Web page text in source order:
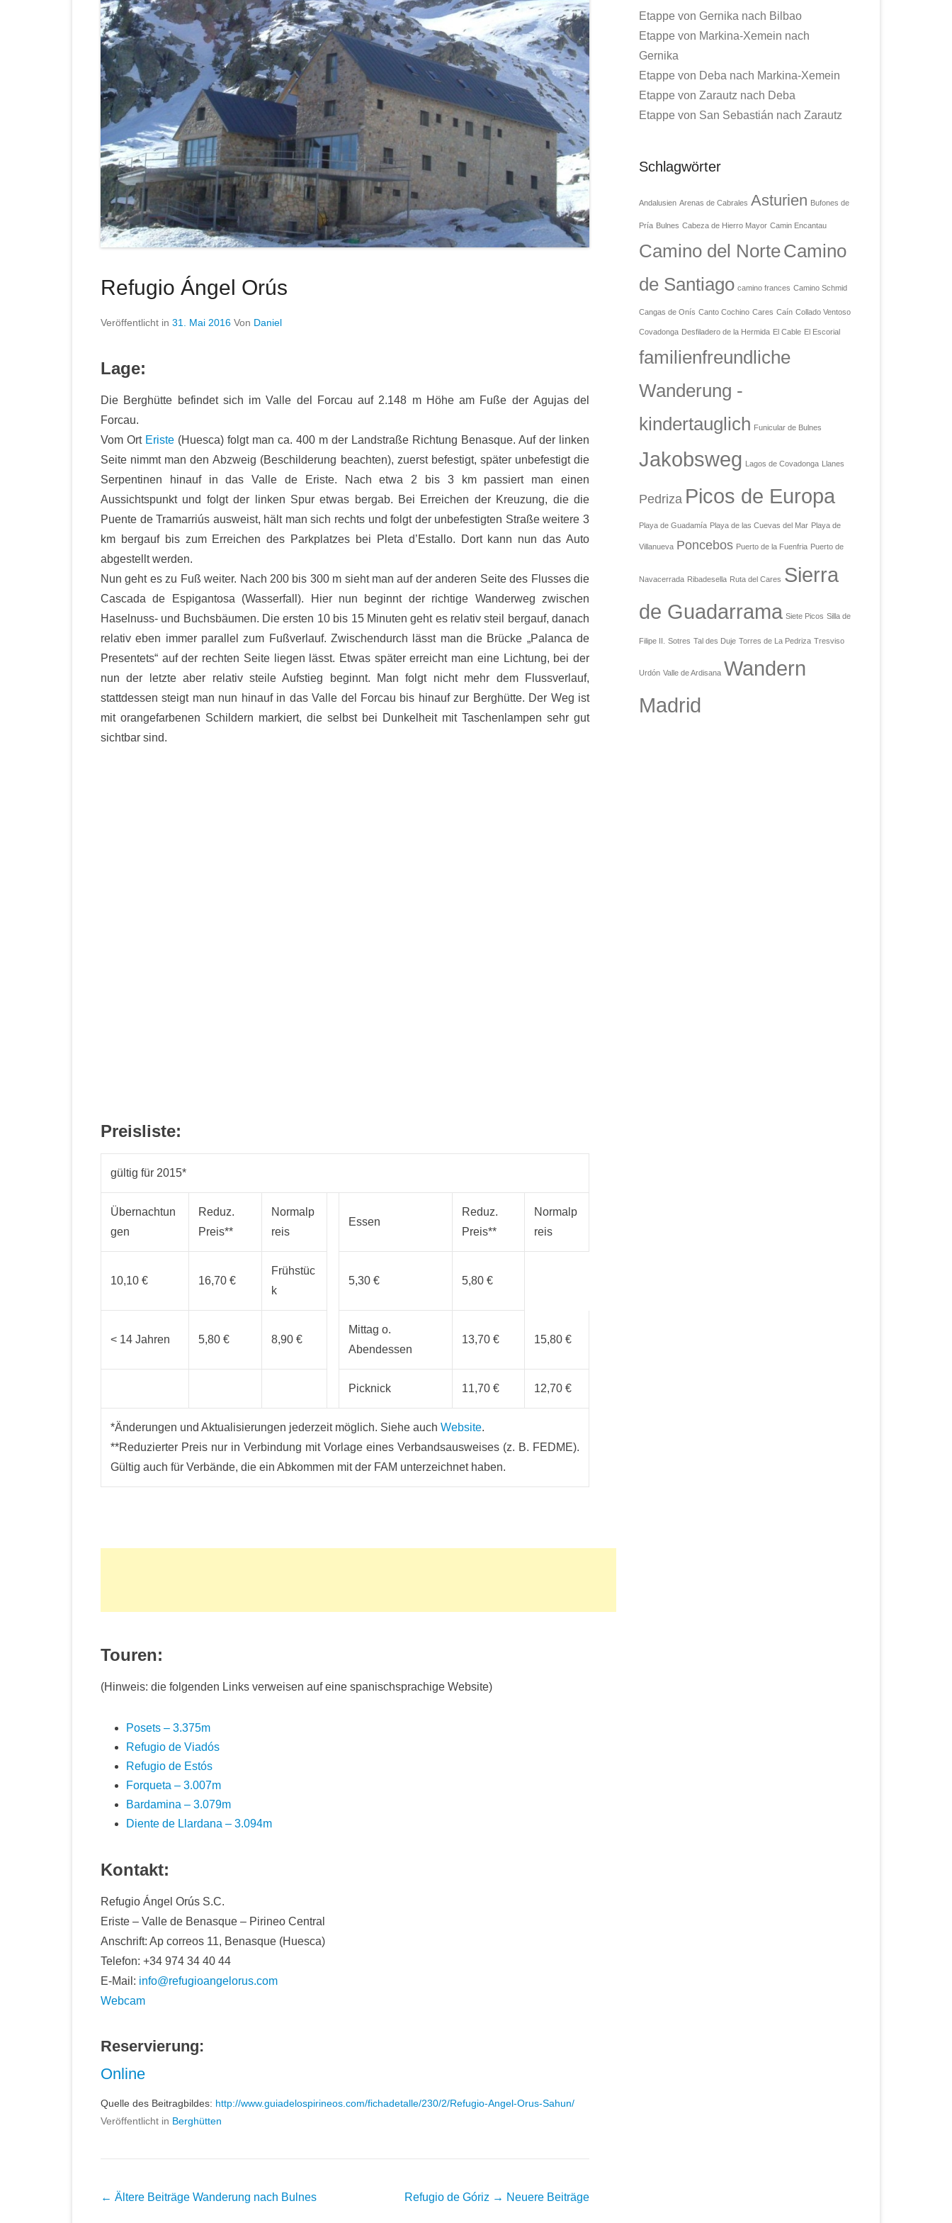
Refugio Ángel Orús
Veröffentlicht in 31. Mai 2016 Von Daniel
Lage:
Die Berghütte befindet sich im Valle del Forcau auf 2.148 m Höhe am Fuße der Agujas del
Forcau.
Vom Ort Eriste (Huesca) folgt man ca. 400 m der Landstraße Richtung Benasque. Auf der linken
Seite nimmt man den Abzweig (Beschilderung beachten), zuerst befestigt, später unbefestigt die
Serpentinen hinauf in das Valle de Eriste. Nach etwa 2 bis 3 km passiert man einen
Aussichtspunkt und folgt der linken Spur etwas bergab. Bei Erreichen der Kreuzung, die die
Puente de Tramarriús ausweist, hält man sich rechts und folgt der unbefestigten Straße weitere 3
km bergauf bis zum Erreichen des Parkplatzes bei Pleta d’Estallo. Dort kann nun das Auto
abgestellt werden.
Nun geht es zu Fuß weiter. Nach 200 bis 300 m sieht man auf der anderen Seite des Flusses die
Cascada de Espigantosa (Wasserfall). Hier nun beginnt der richtige Wanderweg zwischen
Haselnuss- und Buchsbäumen. Die ersten 10 bis 15 Minuten geht es relativ steil bergauf, danach
relativ eben immer parallel zum Fußverlauf. Zwischendurch lässt man die Brücke „Palanca de
Presentets“ auf der rechten Seite liegen lässt. Etwas später erreicht man eine Lichtung, bei der
nun der letzte aber relativ steile Aufstieg beginnt. Man folgt nicht mehr dem Flussverlauf,
stattdessen steigt man nun hinauf in das Valle del Forcau bis hinauf zur Berghütte. Der Weg ist
mit orangefarbenen Schildern markiert, die selbst bei Dunkelheit mit Taschenlampen sehr gut
sichtbar sind.
Preisliste:
gültig für 2015*
Übernachtun
gen
Reduz.
Preis**
Normalp
reis
Essen
Reduz.
Preis**
Normalp
reis
10,10 € 16,70 €
Frühstüc
k
5,30 € 5,80 €
< 14 Jahren 5,80 € 8,90 €
Mittag o.
Abendessen
13,70 € 15,80 €
Picknick 11,70 € 12,70 €
*Änderungen und Aktualisierungen jederzeit möglich. Siehe auchWebsite.
**Reduzierter Preis nur in Verbindung mit Vorlage eines Verbandsausweises (z. B. FEDME).
Gültig auch für Verbände, die ein Abkommen mit der FAM unterzeichnet haben.
Touren:
(Hinweis: die folgenden Links verweisen auf eine spanischsprachige Website)
Posets – 3.375m
Refugio de Viadós
Refugio de Estós
Forqueta – 3.007m
Bardamina – 3.079m
Diente de Llardana – 3.094m
Kontakt:
Refugio Ángel Orús S.C.
Eriste – Valle de Benasque – Pirineo Central
Anschrift: Ap correos 11, Benasque (Huesca)
Telefon: +34 974 34 40 44
E-Mail: info@refugioangelorus.com
Webcam
Reservierung:
Online
Quelle des Beitragbildes: http://www.guiadelospirineos.com/fichadetalle/230/2/Refugio-Angel-Orus-Sahun/
Veröffentlicht in Berghütten
Beitrags
← Ältere Beiträge Wanderung nach Bulnes Refugio de Góriz → Neuere Beiträge
Etappe von Gernika nach Bilbao
Etappe von Markina-Xemein nach
Gernika
Etappe von Deba nach Markina-Xemein
Etappe von Zarautz nach Deba
Etappe von San Sebastián nach Zarautz
Schlagwörter
Andalusien Arenas de Cabrales Asturien Bufones de
Pría Bulnes Cabeza de Hierro Mayor Camin Encantau
Camino del NorteCamino
de Santiago camino frances Camino Schmid
Cangas de Onís Canto Cochino Cares Caín Collado Ventoso
Covadonga Desfiladero de la Hermida El Cable El Escorial
familienfreundliche
Wanderung -
kindertauglich Funicular de Bulnes
Jakobsweg Lagos de Covadonga Llanes
Pedriza Picos de Europa
Playa de Guadamía Playa de las Cuevas del Mar Playa de
Villanueva Poncebos Puerto de la Fuenfria Puerto de
Navacerrada Ribadesella Ruta del Cares Sierra
de Guadarrama Siete Picos Silla de
Filipe II. Sotres Tal des Duje Torres de La Pedriza Tresviso
Urdón Valle de Ardisana Wandern
Madrid